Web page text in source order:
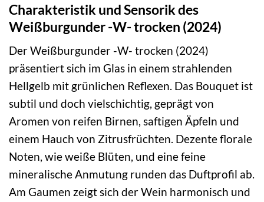
Charakteristik und Sensorik des
Weißburgunder -W- trocken (2024)
Der Weißburgunder -W- trocken (2024)
präsentiert sich im Glas in einem strahlenden
Hellgelb mit grünlichen Reflexen. Das Bouquet ist
subtil und doch vielschichtig, geprägt von
Aromen von reifen Birnen, saftigen Äpfeln und
einem Hauch von Zitrusfrüchten. Dezente florale
Noten, wie weiße Blüten, und eine feine
mineralische Anmutung runden das Duftprofil ab.
Am Gaumen zeigt sich der Wein harmonisch und